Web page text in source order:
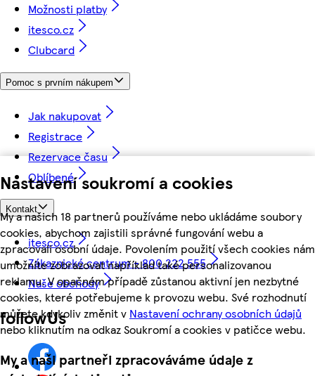
Nastavení soukromí a cookies
My a našich 18 partnerů používáme nebo ukládáme soubory
cookies, abychom zajistili správné fungování webu a
zpracovali osobní údaje. Povolením použití všech cookies nám
umožníte zobrazovat například také personalizovanou
reklamu. V opačném případě zůstanou aktivní jen nezbytné
cookies, které potřebujeme k provozu webu. Své rozhodnutí
můžete kdykoliv změnit v Nastavení ochrany osobních údajů
nebo kliknutím na odkaz Soukromí a cookies v patičce webu.
My a naši partneři zpracováváme údaje z
Možnosti platby
itesco.cz
Clubcard
Pomoc s prvním nákupem
Jak nakupovat
Registrace
Rezervace času
Oblíbené
Kontakt
itesco.cz
Zákaznické centrum - 800 222 555
Naše obchody
followUs